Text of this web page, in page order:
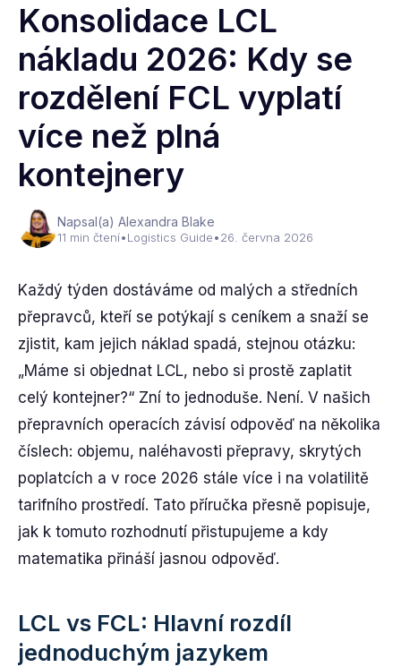
Konsolidace LCL
nákladu 2026: Kdy se
rozdělení FCL vyplatí
více než plná
kontejnery
Napsal(a) Alexandra Blake
11 min čtení•Logistics Guide•26. června 2026
Každý týden dostáváme od malých a středních
přepravců, kteří se potýkají s ceníkem a snaží se
zjistit, kam jejich náklad spadá, stejnou otázku:
„Máme si objednat LCL, nebo si prostě zaplatit
celý kontejner?“ Zní to jednoduše. Není. V našich
přepravních operacích závisí odpověď na několika
číslech: objemu, naléhavosti přepravy, skrytých
poplatcích a v roce 2026 stále více i na volatilitě
tarifního prostředí. Tato příručka přesně popisuje,
jak k tomuto rozhodnutí přistupujeme a kdy
matematika přináší jasnou odpověď.
LCL vs FCL: Hlavní rozdíl
jednoduchým jazykem